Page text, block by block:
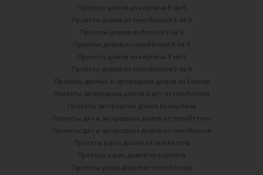
Проекты домов из кирпича 8 на 8
Проекты домов из пеноблоков 8 на 8
Проекты домов из блоков 9 на 9
Проекты домов из газобетона 9 на 9
Проекты домов из кирпича 9 на 9
Проекты домов из пеноблоков 9 на 9
Проекты дачных и загородных домов из блоков
Проекты загородных домов и дач из газобетона
Проекты загородных домов из кирпича
Проекты дач и загородных домов из пенобетона
Проекты дач и загородных домов из пеноблоков
Проекты узких домов из газобетона
Проекты узких домов из кирпича
Проекты узких домов из пеноблоков